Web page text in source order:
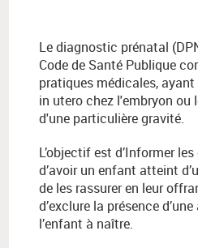
Le diagnostic prénatal
Code de Santé Publique
pratiques médicales,
in utero chez l'embryon
d'une particulière gravité.
L’objectif est d’Informer
d’avoir un enfant atteint
de les rassurer en leur
d’exclure la présence
l’enfant à naître.